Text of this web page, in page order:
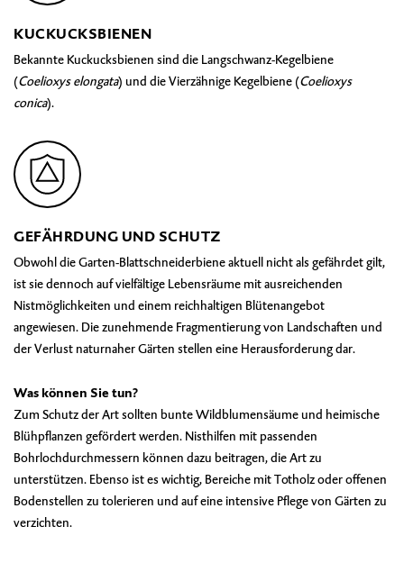
KUCKUCKSBIENEN
Bekannte Kuckucksbienen sind die Langschwanz-Kegelbiene
(Coelioxys elongata) und die Vierzähnige Kegelbiene (Coelioxys
conica).
GEFÄHRDUNG UND SCHUTZ
Obwohl die Garten-Blattschneiderbiene aktuell nicht als gefährdet gilt,
ist sie dennoch auf vielfältige Lebensräume mit ausreichenden
Nistmöglichkeiten und einem reichhaltigen Blütenangebot
angewiesen. Die zunehmende Fragmentierung von Landschaften und
der Verlust naturnaher Gärten stellen eine Herausforderung dar.
Was können Sie tun?
Zum Schutz der Art sollten bunte Wildblumensäume und heimische
Blühpflanzen gefördert werden. Nisthilfen mit passenden
Bohrlochdurchmessern können dazu beitragen, die Art zu
unterstützen. Ebenso ist es wichtig, Bereiche mit Totholz oder offenen
Bodenstellen zu tolerieren und auf eine intensive Pflege von Gärten zu
verzichten.